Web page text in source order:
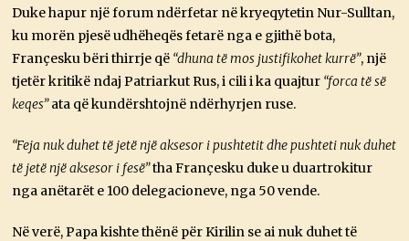
Duke hapur një forum ndërfetar në kryeqytetin Nur-Sulltan,
ku morën pjesë udhëheqës fetarë nga e gjithë bota,
Françesku bëri thirrje që “dhuna të mos justifikohet kurrë”, një
tjetër kritikë ndaj Patriarkut Rus, i cili i ka quajtur “forca të së
keqes”ata që kundërshtojnë ndërhyrjen ruse.
“Feja nuk duhet të jetë një aksesor i pushtetit dhe pushteti nuk duhet
të jetë një aksesor i fesë”tha Françesku duke u duartrokitur
nga anëtarët e 100 delegacioneve, nga 50 vende.
Në verë, Papa kishte thënë për Kirilin se ai nuk duhet të